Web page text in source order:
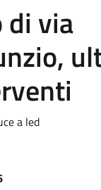
di via
a led